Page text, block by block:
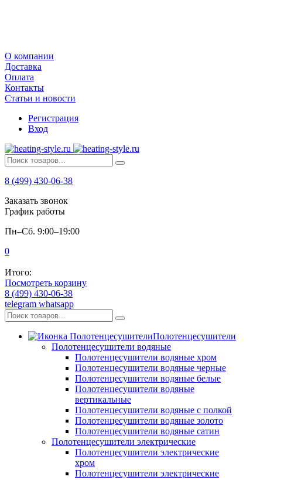
О компании
Доставка
Оплата
Контакты
Статьи и новости
Регистрация
Вход
8 (499) 430-06-38
Заказать звонок
График работы
Пн–Сб. 9:00–19:00
0
Итого:
Посмотреть корзину
8 (499) 430-06-38
telegram whatsapp
Полотенцесушители
Полотенцесушители водяные
Полотенцесушители водяные хром
Полотенцесушители водяные черные
Полотенцесушители водяные белые
Полотенцесушители водяные
вертикальные
Полотенцесушители водяные с полкой
Полотенцесушители водяные золото
Полотенцесушители водяные сатин
Полотенцесушители электрические
Полотенцесушители электрические
хром
Полотенцесушители электрические